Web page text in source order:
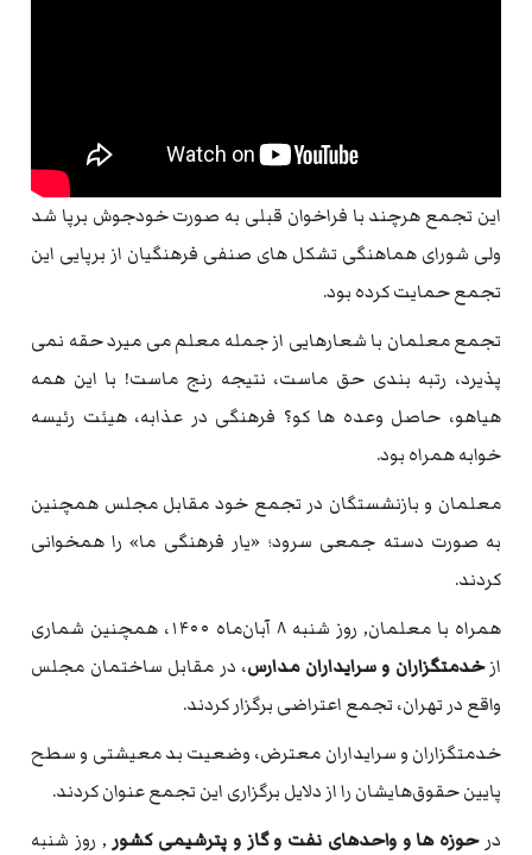
این تجمع هرچند با فراخوان قبلی به صورت خودجوش برپا شد
ولی شورای هماهنگی تشکل های صنفی فرهنگیان از برپایی این
تجمع حمایت کرده بود.
تجمع معلمان با شعارهایی از جمله معلم می میرد حقه نمی
پذیرد، رتبه بندی حق ماست، نتیجه رنج ماست! با این همه
هیاهو، حاصل وعده ها کو؟ فرهنگی در عذابه، هیئت رئیسه
خوابه همراه بود.
معلمان و بازنشستگان در تجمع خود مقابل مجلس همچنین
به صورت دسته جمعی سرود؛ «یار فرهنگی ما» را همخوانی
کردند.
همراه با معلمان, روز شنبه ۸ آبان‌ماه ۱۴۰۰، همچنین شماری
ازخدمتگزاران و سرایداران مدارس، در مقابل ساختمان مجلس
واقع در تهران، تجمع اعتراضی برگزار کردند.
خدمتگزاران و سرایداران معترض، وضعیت بد معیشتی و سطح
پایین حقوق‌هایشان را از دلایل برگزاری این تجمع عنوان کردند.
درحوزه ها و واحدهای نفت و گاز و پترشیمی کشور , روز شنبه